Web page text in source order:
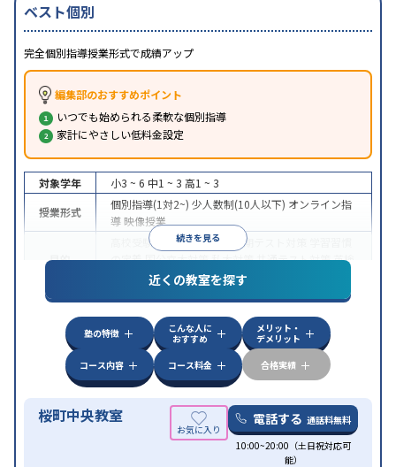
ベスト個別
完全個別指導授業形式で成績アップ
編集部のおすすめポイント
いつでも始められる柔軟な個別指導
家計にやさしい低料金設定
続きを見る
対象学年 小3 ~ 6 中1 ~ 3 高1 ~ 3
授業形式
個別指導(1対2~) 少人数制(10人以下) オンライン指
導 映像授業
目的
高校受験 大学受験授業・定期テスト対策
の定着国公立大対策私大対策共通テスト対策英検
(英語検定)対策
授業の振替可能不登校生に対応学習にPC・タブレ
ットを利用
1科目から受講可能季節講習のみの受講
可 自習室あり
近くの教室を探す
塾の特徴
こんな人に
おすすめ
メリット・
デメリット
コース内容
コース料金 合格実績
桜町中央教室 電話する 通話料無料
10:00~20:00（土日祝対応可
能）